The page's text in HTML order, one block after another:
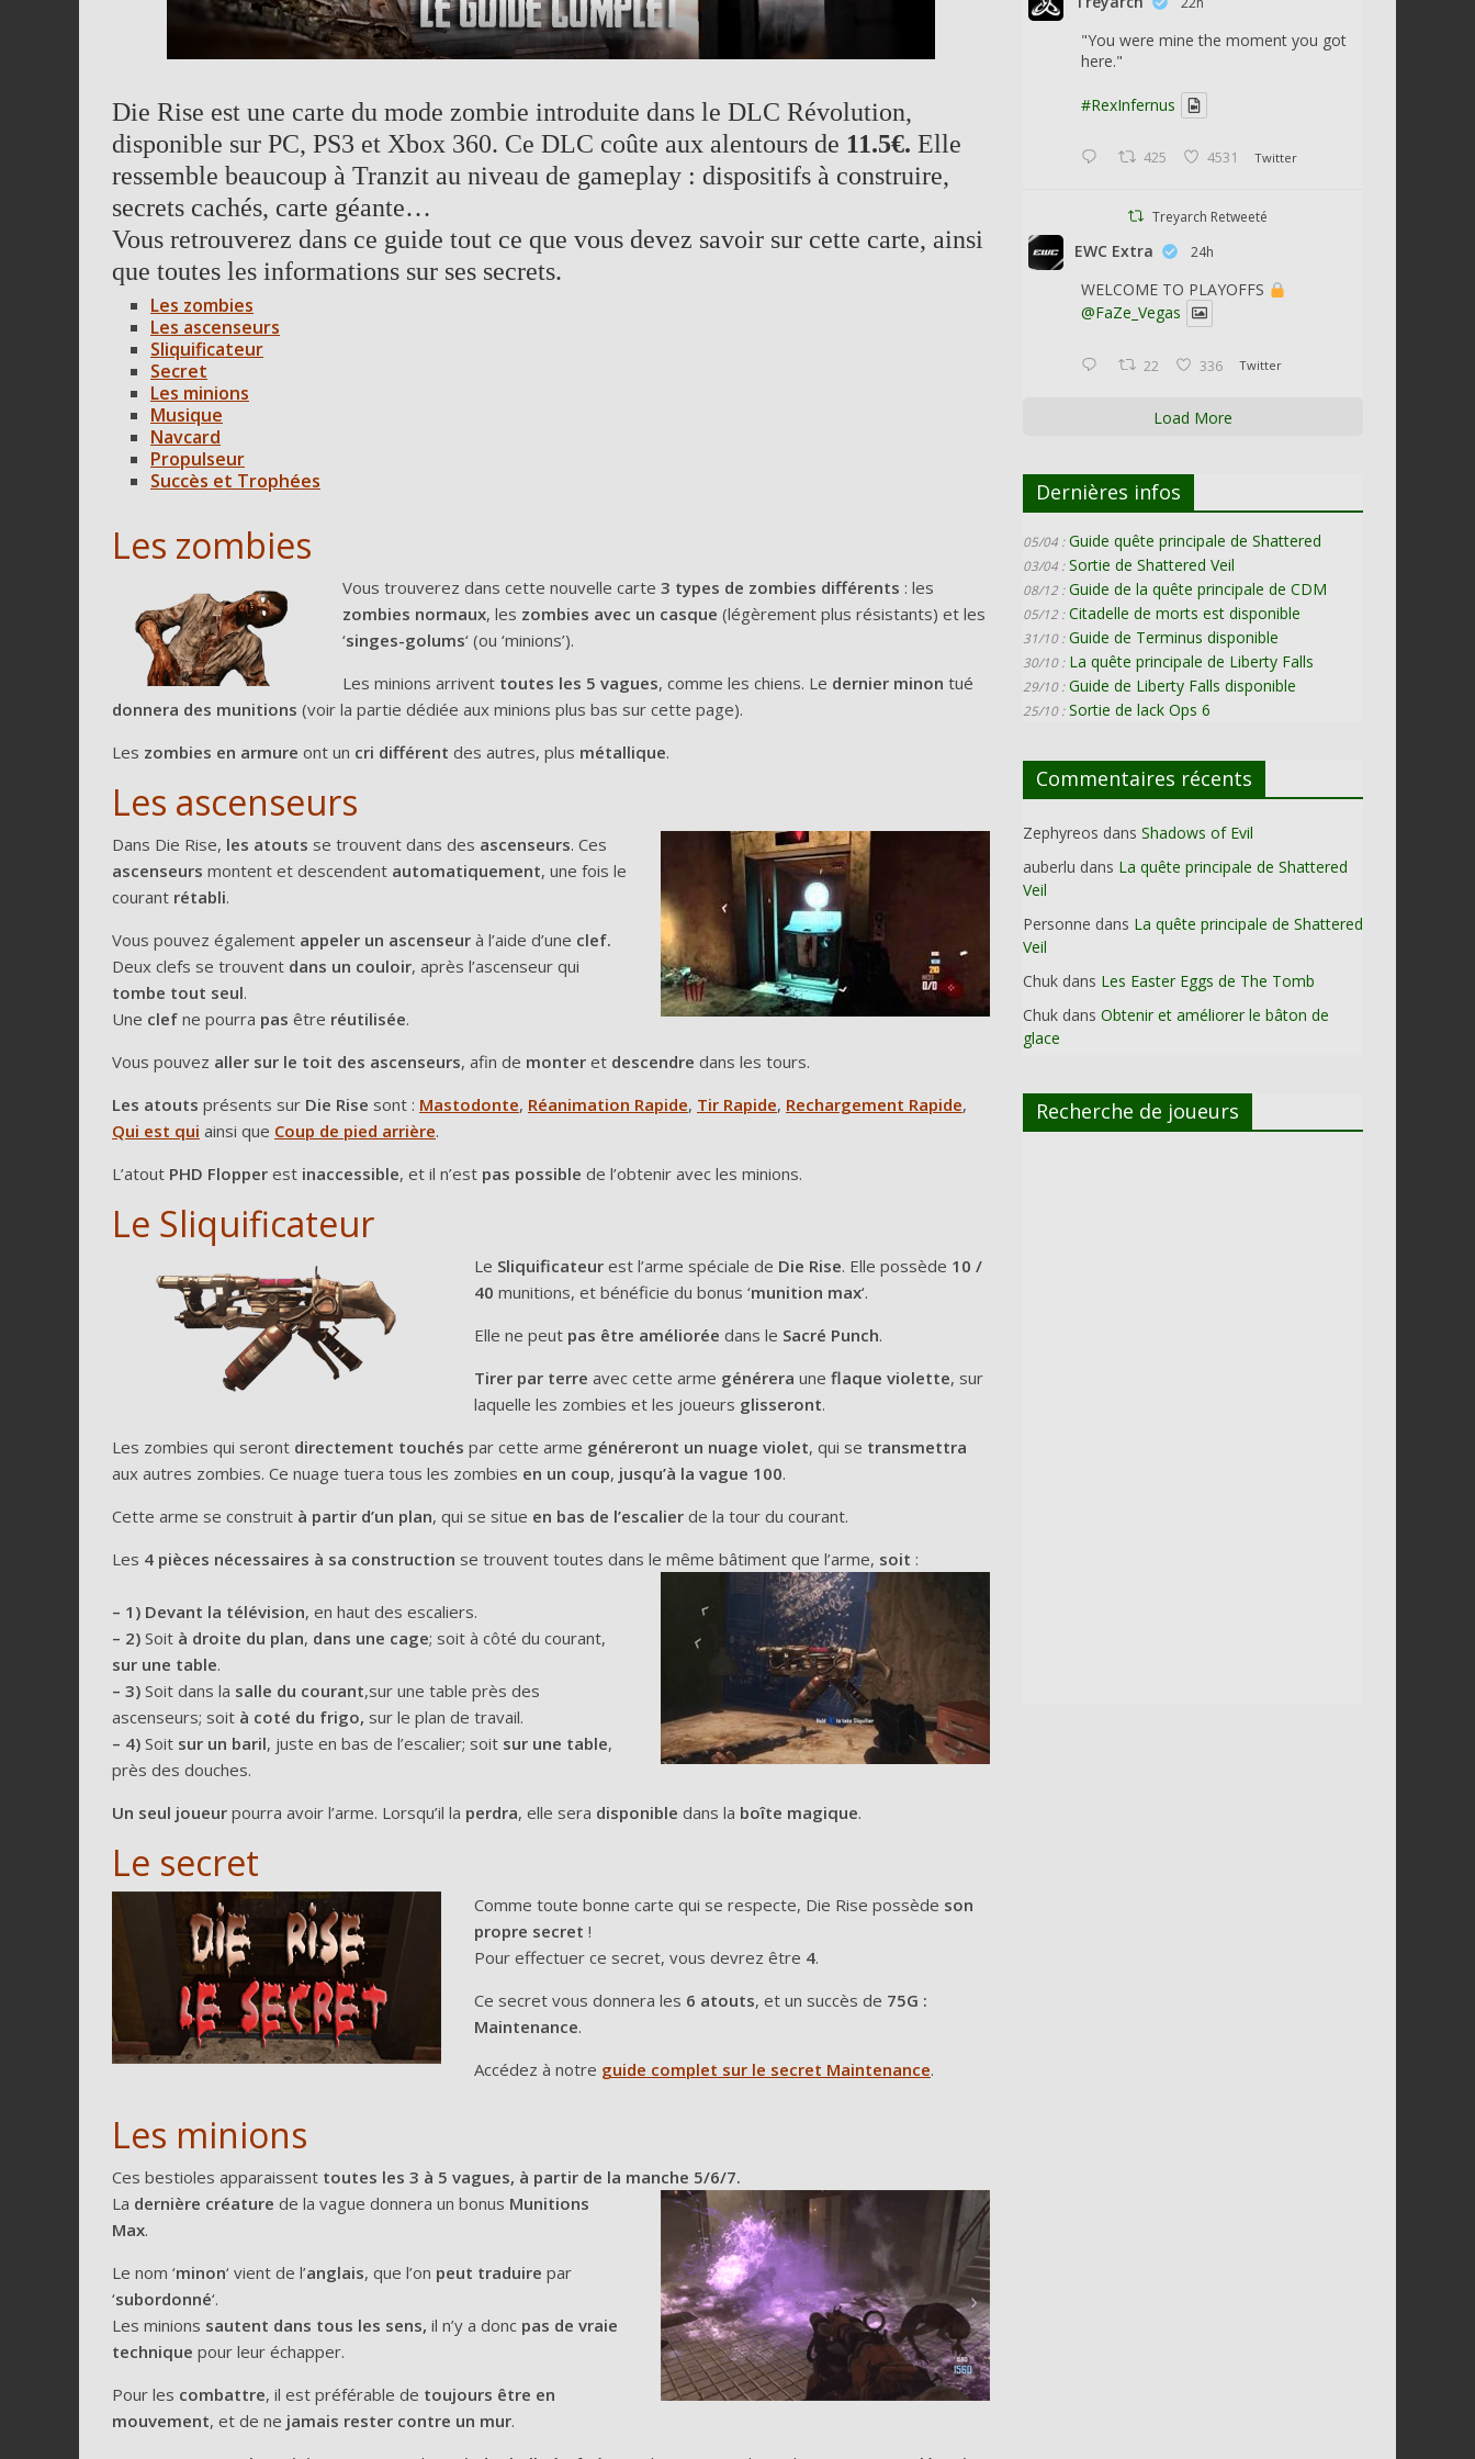
Die Rise est une carte du mode zombie introduite dans le DLC Révolution,
disponible sur PC, PS3 et Xbox 360. Ce DLC coûte aux alentours de 11.5€. Elle
ressemble beaucoup à Tranzit au niveau de gameplay : dispositifs à construire,
secrets cachés, carte géante…
Vous retrouverez dans ce guide tout ce que vous devez savoir sur cette carte, ainsi
que toutes les informations sur ses secrets.
Les zombies
Les ascenseurs
Sliquificateur
Secret
Les minions
Musique
Navcard
Propulseur
Succès et Trophées
Les zombies
Vous trouverez dans cette nouvelle carte 3 types de zombies différents : les
zombies normaux, les zombies avec un casque (légèrement plus résistants) et les
‘singes-golums‘ (ou ‘minions’).
Les minions arrivent toutes les 5 vagues, comme les chiens. Le dernier minon tué
donnera des munitions (voir la partie dédiée aux minions plus bas sur cette page).
Les zombies en armure ont un cri différent des autres, plus métallique.
Les ascenseurs
Dans Die Rise, les atouts se trouvent dans des ascenseurs. Ces
ascenseurs montent et descendent automatiquement, une fois le
courant rétabli.
Vous pouvez également appeler un ascenseur à l’aide d’une clef.
Deux clefs se trouvent dans un couloir, après l’ascenseur qui
tombe tout seul.
Une clef ne pourra pas être réutilisée.
Vous pouvez aller sur le toit des ascenseurs, afin de monter et descendre dans les tours.
Les atouts présents sur Die Rise sont : Mastodonte, Réanimation Rapide, Tir Rapide, Rechargement Rapide,
Qui est qui ainsi que Coup de pied arrière.
L’atout PHD Flopper est inaccessible, et il n’est pas possible de l’obtenir avec les minions.
Le Sliquificateur
Le Sliquificateur est l’arme spéciale de Die Rise. Elle possède 10 /
40 munitions, et bénéficie du bonus ‘munition max‘.
Elle ne peut pas être améliorée dans le Sacré Punch.
Tirer par terre avec cette arme générera une flaque violette, sur
laquelle les zombies et les joueurs glisseront.
Les zombies qui seront directement touchés par cette arme généreront un nuage violet, qui se transmettra
aux autres zombies. Ce nuage tuera tous les zombies en un coup, jusqu’à la vague 100.
Cette arme se construit à partir d’un plan, qui se situe en bas de l’escalier de la tour du courant.
Les 4 pièces nécessaires à sa construction se trouvent toutes dans le même bâtiment que l’arme, soit :
– 1) Devant la télévision, en haut des escaliers.
– 2) Soit à droite du plan, dans une cage; soit à côté du courant,
sur une table.
– 3) Soit dans la salle du courant,sur une table près des
ascenseurs; soit à coté du frigo, sur le plan de travail.
– 4) Soit sur un baril, juste en bas de l’escalier; soit sur une table,
près des douches.
Un seul joueur pourra avoir l’arme. Lorsqu’il la perdra, elle sera disponible dans la boîte magique.
Le secret
Comme toute bonne carte qui se respecte, Die Rise possède son
propre secret !
Pour effectuer ce secret, vous devrez être 4.
Ce secret vous donnera les 6 atouts, et un succès de 75G :
Maintenance.
Accédez à notre guide complet sur le secret Maintenance.
Les minions
Ces bestioles apparaissent toutes les 3 à 5 vagues, à partir de la manche 5/6/7.
La dernière créature de la vague donnera un bonus Munitions
Max.
Le nom ‘minon‘ vient de l’anglais, que l’on peut traduire par
‘subordonné‘.
Les minions sautent dans tous les sens, il n’y a donc pas de vraie
technique pour leur échapper.
Pour les combattre, il est préférable de toujours être en
mouvement, et de ne jamais rester contre un mur.
"You were mine the moment you got
here."
#RexInfernus
425 4531 Twitter
Treyarch Retweeté
EWC Extra 24h
WELCOME TO PLAYOFFS
@FaZe_Vegas
22 336 Twitter
Load More
Dernières infos
05/04 : Guide quête principale de Shattered
03/04 : Sortie de Shattered Veil
08/12 : Guide de la quête principale de CDM
05/12 : Citadelle de morts est disponible
31/10 : Guide de Terminus disponible
30/10 : La quête principale de Liberty Falls
29/10 : Guide de Liberty Falls disponible
25/10 : Sortie de lack Ops 6
Commentaires récents
Zephyreos dans Shadows of Evil
auberlu dans La quête principale de Shattered
Veil
Personne dans La quête principale de Shattered
Veil
Chuk dans Les Easter Eggs de The Tomb
Chuk dans Obtenir et améliorer le bâton de
glace
Recherche de joueurs